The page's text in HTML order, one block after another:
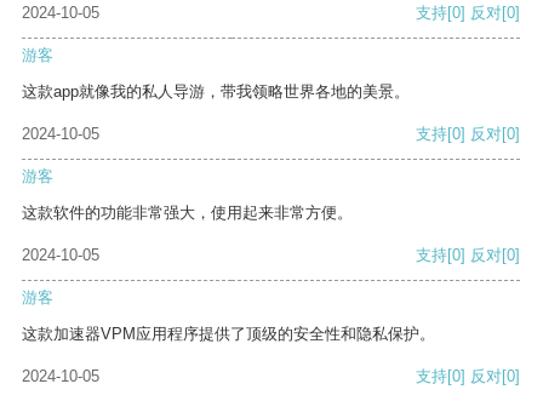
2024-10-05
支持[0] 反对[0]
游客
这款app就像我的私人导游，带我领略世界各地的美景。
2024-10-05 支持[0] 反对[0]
游客
这款软件的功能非常强大，使用起来非常方便。
2024-10-05 支持[0] 反对[0]
游客
这款加速器VPM应用程序提供了顶级的安全性和隐私保护。
2024-10-05 支持[0] 反对[0]